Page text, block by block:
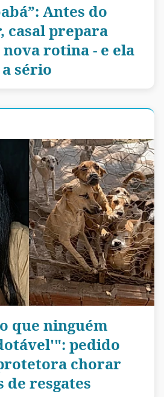
Antes do
casal prepara
rotina - e ela
sério
que ninguém
pedido
chorar
de resgates